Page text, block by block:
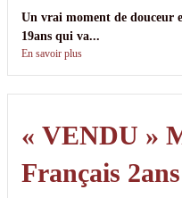
Un vrai moment de douceur
19ans qui va...
En savoir plus
« VENDU »
Français 2ans